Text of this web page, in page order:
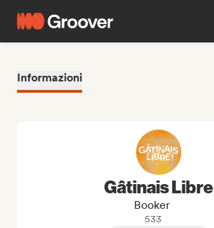
Informazioni
Gâtinais Libre
Booker
533